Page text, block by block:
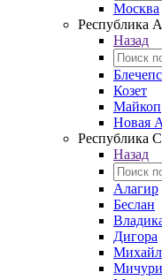
Москва
Республика
Назад
Козет
Майкоп
Новая
Республика
Назад
Алагир
Беслан
Дигора